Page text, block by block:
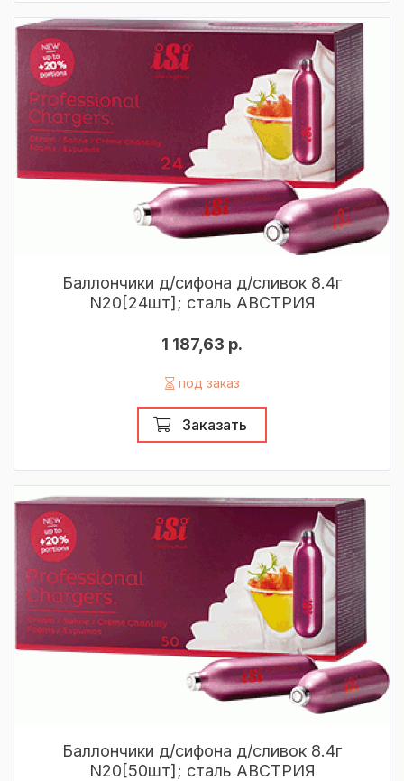
Баллончики д/сифона д/сливок 8.4г
N20[24шт]; сталь АВСТРИЯ
1 187,63 р.
под заказ
Заказать
Баллончики д/сифона д/сливок 8.4г
N20[50шт]; сталь АВСТРИЯ